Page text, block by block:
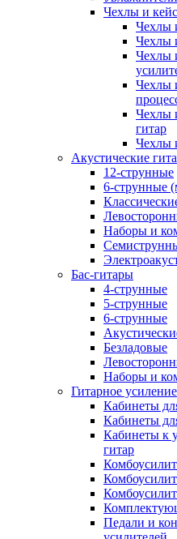
Чехлы и
Чехлы
Чехлы
Чехлы
Чехлы
Чехлы
гитар
Чехлы
Акустические
12-струнные
6-струнные
Наборы и
Бас-гитары
4-струнные
5-струнные
6-струнные
Безладовые
Наборы и
Гитарное усиление
Кабинеты
Кабинеты
Кабинеты к
гитар
Педали и